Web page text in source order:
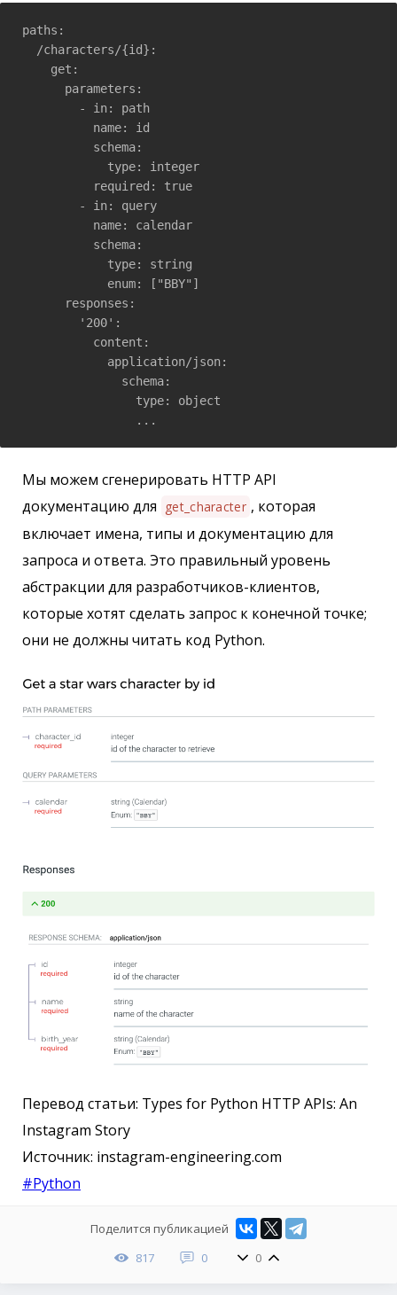
paths:
  /characters/{id}:
    get:
      parameters:
        - in: path
          name: id
          schema:
            type: integer
          required: true
        - in: query
          name: calendar
          schema:
            type: string
            enum: ["BBY"]
      responses:
        '200':
          content:
            application/json:
              schema:
                type: object
                ...
Мы можем сгенерировать HTTP API
документацию для get_character , которая
включает имена, типы и документацию для
запроса и ответа. Это правильный уровень
абстракции для разработчиков-клиентов,
которые хотят сделать запрос к конечной точке;
они не должны читать код Python.
Перевод статьи: Types for Python HTTP APIs: An
Instagram Story
Источник: instagram-engineering.com
#Python
Поделится публикацией
817
0 0